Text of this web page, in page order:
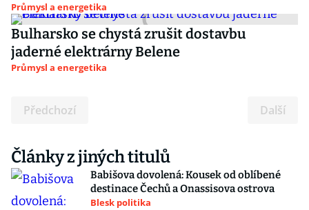
Průmysl a energetika
Bulharsko se chystá zrušit dostavbu
jaderné elektrárny Belene
Průmysl a energetika
Předchozí Další
Články z jiných titulů
Babišova dovolená: Kousek od oblíbené
destinace Čechů a Onassisova ostrova
Blesk politika